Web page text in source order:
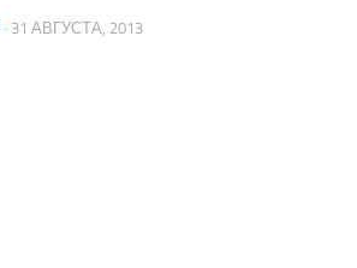
· 31 АВГУСТА, 2013